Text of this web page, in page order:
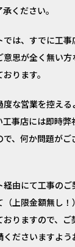
ください。
では、すでに工
思が全く無い
ります。
な営業を控え
事店には即時
、何か問題が
経由にて工事の
上限金額無し
りますので、
ださいますよう